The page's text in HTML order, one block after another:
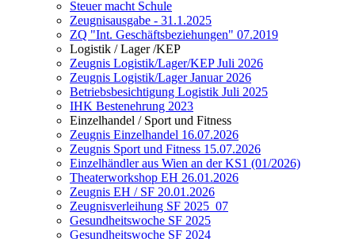
Steuer macht Schule
Zeugnisausgabe - 31.1.2025
ZQ "Int. Geschäftsbeziehungen" 07.2019
Logistik / Lager /KEP
Zeugnis Logistik/Lager/KEP Juli 2026
Zeugnis Logistik/Lager Januar 2026
Betriebsbesichtigung Logistik Juli 2025
IHK Bestenehrung 2023
Einzelhandel / Sport und Fitness
Zeugnis Einzelhandel 16.07.2026
Zeugnis Sport und Fitness 15.07.2026
Einzelhändler aus Wien an der KS1 (01/2026)
Theaterworkshop EH 26.01.2026
Zeugnis EH / SF 20.01.2026
Zeugnisverleihung SF 2025_07
Gesundheitswoche SF 2025
Gesundheitswoche SF 2024